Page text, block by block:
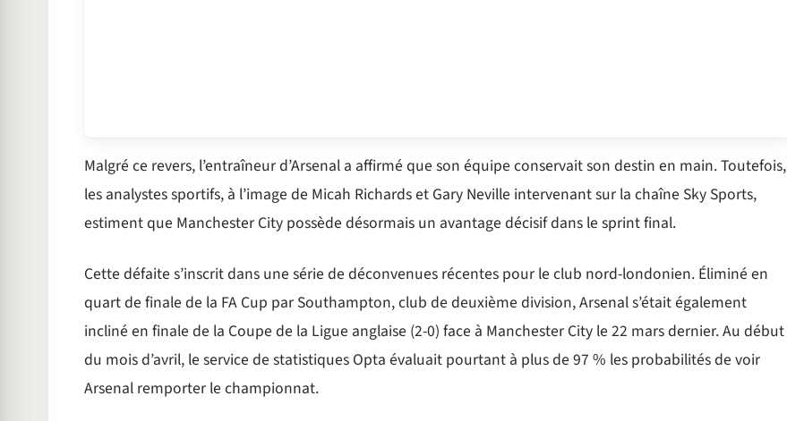
Malgré ce revers, l’entraîneur d’Arsenal a affirmé que son équipe conservait son destin en main. Toutefois,
les analystes sportifs, à l’image de Micah Richards et Gary Neville intervenant sur la chaîne Sky Sports,
estiment que Manchester City possède désormais un avantage décisif dans le sprint final.
Cette défaite s’inscrit dans une série de déconvenues récentes pour le club nord-londonien. Éliminé en
quart de finale de la FA Cup par Southampton, club de deuxième division, Arsenal s’était également
incliné en finale de la Coupe de la Ligue anglaise (2-0) face à Manchester City le 22 mars dernier. Au début
du mois d’avril, le service de statistiques Opta évaluait pourtant à plus de 97 % les probabilités de voir
Arsenal remporter le championnat.